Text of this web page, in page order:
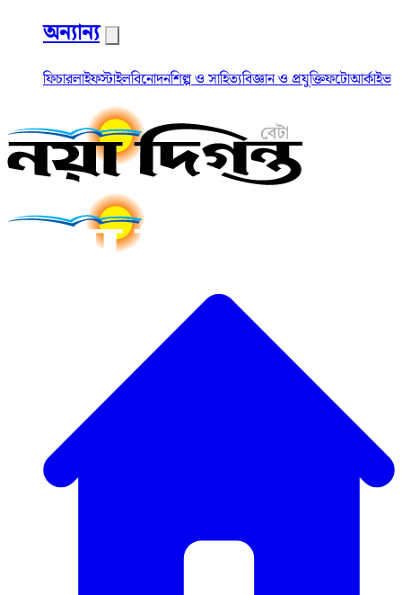
অন্যান্য
ফিচারলাইফস্টাইলবিনোদনশিল্প ও সাহিত্যবিজ্ঞান ও প্রযুক্তিফটোআর্কাইভ